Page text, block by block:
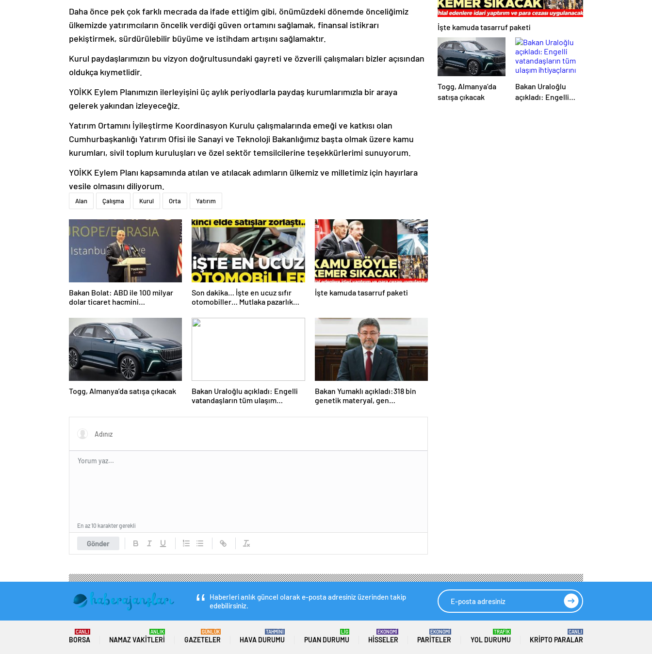
Daha önce pek çok farklı mecrada da ifade ettiğim gibi, önümüzdeki dönemde önceliğimiz
ülkemizde yatırımcıların öncelik verdiği güven ortamını sağlamak, finansal istikrarı
pekiştirmek, sürdürülebilir büyüme ve istihdam artışını sağlamaktır.
Kurul paydaşlarımızın bu vizyon doğrultusundaki gayreti ve özverili çalışmaları bizler açısından
oldukça kıymetlidir.
YOİKK Eylem Planımızın ilerleyişini üç aylık periyodlarla paydaş kurumlarımızla bir araya
gelerek yakından izleyeceğiz.
Yatırım Ortamını İyileştirme Koordinasyon Kurulu çalışmalarında emeği ve katkısı olan
Cumhurbaşkanlığı Yatırım Ofisi ile Sanayi ve Teknoloji Bakanlığımız başta olmak üzere kamu
kurumları, sivil toplum kuruluşları ve özel sektör temsilcilerine teşekkürlerimi sunuyorum.
YOİKK Eylem Planı kapsamında atılan ve atılacak adımların ülkemiz ve milletimiz için hayırlara
vesile olmasını diliyorum.
Alan Çalışma Kurul Orta Yatırım
Bakan Bolat: ABD ile 100 milyar
dolar ticaret hacmini
Son dakika… İşte en ucuz sıfır
otomobiller… Mutlaka pazarlık
İşte kamuda tasarruf paketi
Togg, Almanya’da satışa çıkacak
Bakan Uraloğlu açıkladı: Engelli
vatandaşların tüm ulaşım
Bakan Yumaklı açıkladı:318 bin
genetik materyal, gen
Gönder
En az 10 karakter gerekli
İşte kamuda tasarruf paketi
Togg, Almanya’da
satışa çıkacak
Bakan Uraloğlu
açıkladı: Engelli
Haberleri anlık güncel olarak e-posta adresiniz üzerinden takip
edebilirsiniz.
BORSA
CANLI
NAMAZ VAKITLERI
ANLIK
GAZETELER
GÜNLÜK
HAVA DURUMU
TAHMİNİ
PUAN DURUMU
LİG
HISSELER
EKONOMİ
PARITELER
EKONOMİ
YOL DURUMU
TRAFİK
KRIPTO PARALAR
CANLI